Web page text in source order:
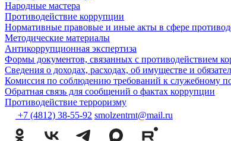
Народные мастера
Противодействие коррупции
Нормативные правовые и иные акты в сфере
Методические материалы
Антикоррупционная экспертиза
Формы документов, связанных с противодействием
Сведения о доходах, расходах, об имуществе и
Комиссия по соблюдению требований к служебному
Обратная связь для сообщений о фактах коррупции
Противодействие терроризму
+7 (4812) 38-55-92 smolzentrnt@mail.ru